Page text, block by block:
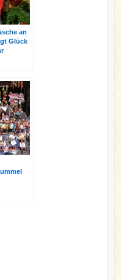
an
Glück